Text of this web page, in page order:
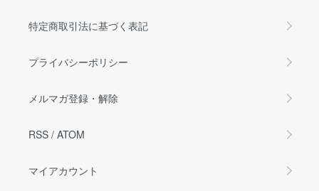
特定商取引法に基づく表記
プライバシーポリシー
メルマガ登録・解除
RSS / ATOM
マイアカウント